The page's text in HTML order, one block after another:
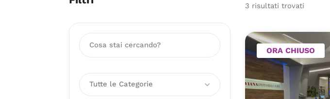
Tutte le Categorie
3 risultati trovati
ORA CHIUSO